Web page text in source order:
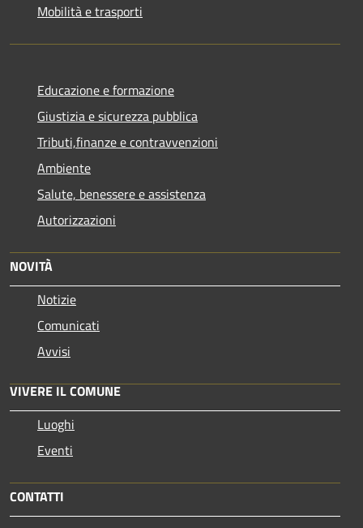
Mobilità e trasporti
Educazione e formazione
Giustizia e sicurezza pubblica
Tributi,finanze e contravvenzioni
Ambiente
Salute, benessere e assistenza
Autorizzazioni
NOVITÀ
Notizie
Comunicati
Avvisi
VIVERE IL COMUNE
Luoghi
Eventi
CONTATTI